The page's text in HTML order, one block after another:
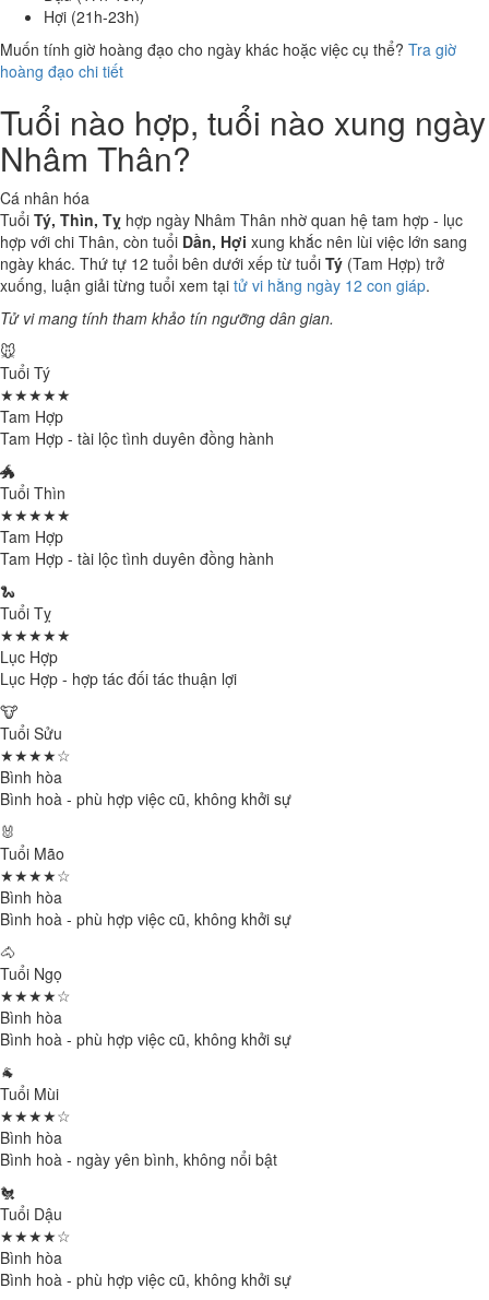
Hợi (21h-23h)
Muốn tính giờ hoàng đạo cho ngày khác hoặc việc cụ thể? Tra giờ
hoàng đạo chi tiết
Tuổi nào hợp, tuổi nào xung ngày
Nhâm Thân?
Cá nhân hóa
Tuổi Tý, Thìn, Tỵ hợp ngày Nhâm Thân nhờ quan hệ tam hợp - lục
hợp với chi Thân, còn tuổi Dần, Hợi xung khắc nên lùi việc lớn sang
ngày khác. Thứ tự 12 tuổi bên dưới xếp từ tuổi Tý (Tam Hợp) trở
xuống, luận giải từng tuổi xem tại tử vi hằng ngày 12 con giáp.
Tử vi mang tính tham khảo tín ngưỡng dân gian.
🐭
Tuổi Tý
★★★★★
Tam Hợp
Tam Hợp - tài lộc tình duyên đồng hành
🐲
Tuổi Thìn
★★★★★
Tam Hợp
Tam Hợp - tài lộc tình duyên đồng hành
🐍
Tuổi Tỵ
★★★★★
Lục Hợp
Lục Hợp - hợp tác đối tác thuận lợi
🐮
Tuổi Sửu
★★★★☆
Bình hòa
Bình hoà - phù hợp việc cũ, không khởi sự
🐰
Tuổi Mão
★★★★☆
Bình hòa
Bình hoà - phù hợp việc cũ, không khởi sự
🐴
Tuổi Ngọ
★★★★☆
Bình hòa
Bình hoà - phù hợp việc cũ, không khởi sự
🐐
Tuổi Mùi
★★★★☆
Bình hòa
Bình hoà - ngày yên bình, không nổi bật
🐔
Tuổi Dậu
★★★★☆
Bình hòa
Bình hoà - phù hợp việc cũ, không khởi sự